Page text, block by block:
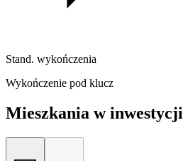
Stand. wykończenia
Wykończenie pod klucz
Mieszkania w inwestycji